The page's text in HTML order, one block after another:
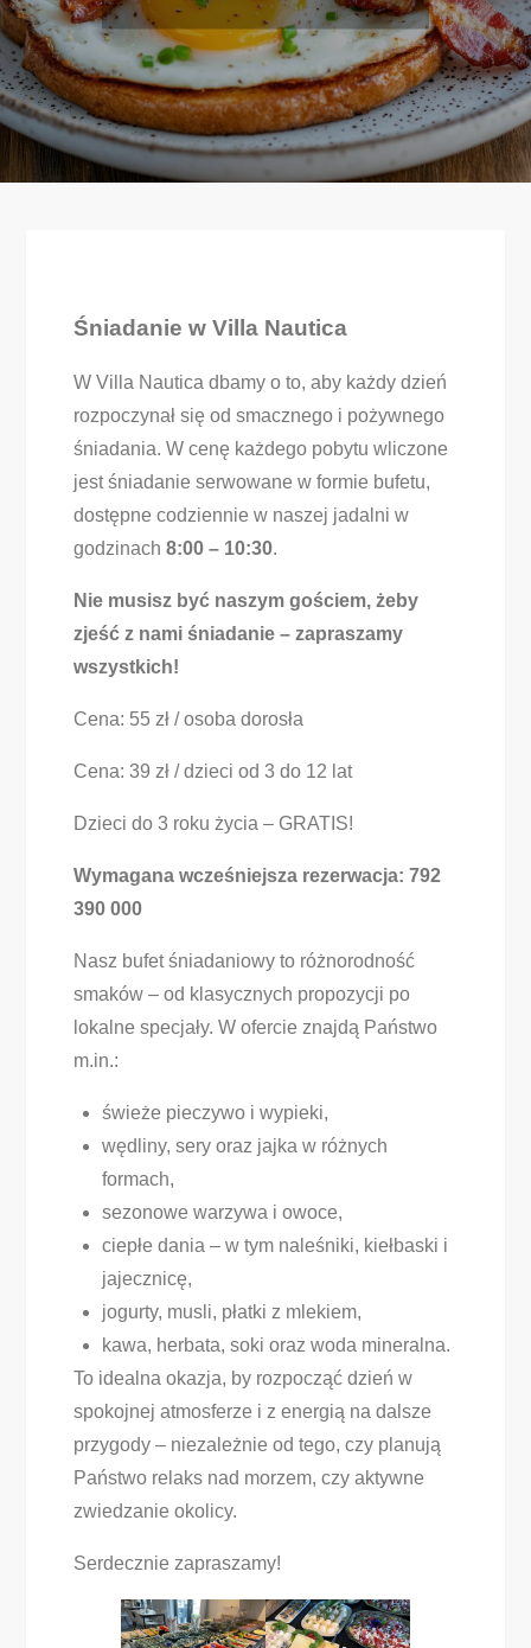
Śniadanie w Villa Nautica
W Villa Nautica dbamy o to, aby każdy dzień
rozpoczynał się od smacznego i pożywnego
śniadania. W cenę każdego pobytu wliczone
jest śniadanie serwowane w formie bufetu,
dostępne codziennie w naszej jadalni w
godzinach8:00 – 10:30.
Nie musisz być naszym gościem, żeby
zjeść z nami śniadanie – zapraszamy
wszystkich!
Cena: 55 zł / osoba dorosła
Cena: 39 zł / dzieci od 3 do 12 lat
Dzieci do 3 roku życia – GRATIS!
Wymagana wcześniejsza rezerwacja: 792
390 000
Nasz bufet śniadaniowy to różnorodność
smaków – od klasycznych propozycji po
lokalne specjały. W ofercie znajdą Państwo
m.in.:
świeże pieczywo i wypieki,
wędliny, sery oraz jajka w różnych
formach,
sezonowe warzywa i owoce,
ciepłe dania – w tym naleśniki, kiełbaski i
jajecznicę,
jogurty, musli, płatki z mlekiem,
kawa, herbata, soki oraz woda mineralna.
To idealna okazja, by rozpocząć dzień w
spokojnej atmosferze i z energią na dalsze
przygody – niezależnie od tego, czy planują
Państwo relaks nad morzem, czy aktywne
zwiedzanie okolicy.
Serdecznie zapraszamy!